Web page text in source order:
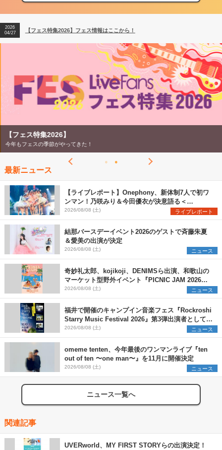
【ライブ動員ランキング】2026年上半期編発表！
2026
04/27
【フェス特集2026】フェス情報はここから！
2026
【ライブ動員ランキング】2026年上半期編発表！
【フェス特集2026】
今年もフェスの季節がやってきた！
最新ニュース
【ライブレポート】Onephony、新体制7人で初ワ
ンマン！乃咲みり＆今田優衣が決意語る＜
Onephony新体制1st Oneman Live はじまりの夏
＞
2026/08/08 (土) ライブレポート
結那バースデーイベント2026のゲストで斉藤朱夏
＆愛美の出演が決定
2026/08/08 (土) ニュース
奇妙礼太郎、kojikoji、DENIMSら出演、和歌山の
マーケット型野外イベント『PICNIC JAM 2026』
早割チケット発売開始
2026/08/08 (土) ニュース
福井で開催のキャンプイン音楽フェス『Rockroshi
Starry Music Festival 2026』第3弾出演者として
SCOOBIE DO、かりゆし58、Reiを発表
2026/08/08 (土) ニュース
omeme tenten、今年最後のワンマンライブ『ten
out of ten 〜one man〜』を11月に開催決定
2026/08/08 (土) ニュース
ニュース一覧へ
関連記事
UVERworld、MY FIRST STORYらの出演決定！